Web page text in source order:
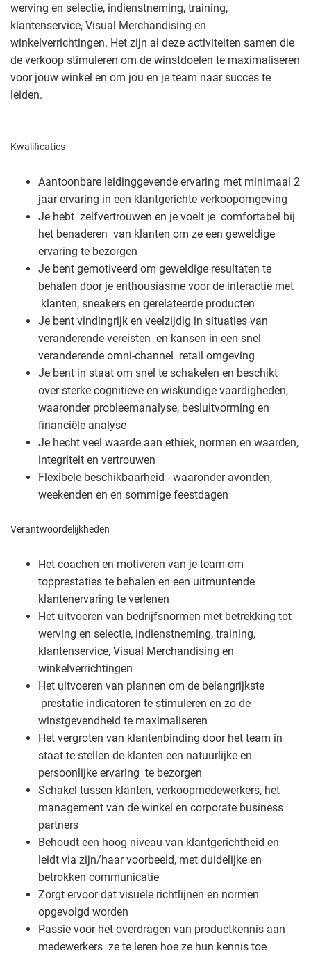
werving en selectie, indienstneming, training,
klantenservice, Visual Merchandising en
winkelverrichtingen. Het zijn al deze activiteiten samen die
de verkoop stimuleren om de winstdoelen te maximaliseren
voor jouw winkel en om jou en je team naar succes te
leiden.
Kwalificaties
Aantoonbare leidinggevende ervaring met minimaal 2
jaar ervaring in een klantgerichte verkoopomgeving
Je hebt zelfvertrouwen en je voelt je comfortabel bij
het benaderen van klanten om ze een geweldige
ervaring te bezorgen
Je bent gemotiveerd om geweldige resultaten te
behalen door je enthousiasme voor de interactie met
klanten, sneakers en gerelateerde producten
Je bent vindingrijk en veelzijdig in situaties van
veranderende vereisten en kansen in een snel
veranderende omni-channel retail omgeving
Je bent in staat om snel te schakelen en beschikt
over sterke cognitieve en wiskundige vaardigheden,
waaronder probleemanalyse, besluitvorming en
financiële analyse
Je hecht veel waarde aan ethiek, normen en waarden,
integriteit en vertrouwen
Flexibele beschikbaarheid - waaronder avonden,
weekenden en en sommige feestdagen
Verantwoordelijkheden
Het coachen en motiveren van je team om
topprestaties te behalen en een uitmuntende
klantenervaring te verlenen
Het uitvoeren van bedrijfsnormen met betrekking tot
werving en selectie, indienstneming, training,
klantenservice, Visual Merchandising en
winkelverrichtingen
Het uitvoeren van plannen om de belangrijkste
prestatie indicatoren te stimuleren en zo de
winstgevendheid te maximaliseren
Het vergroten van klantenbinding door het team in
staat te stellen de klanten een natuurlijke en
persoonlijke ervaring te bezorgen
Schakel tussen klanten, verkoopmedewerkers, het
management van de winkel en corporate business
partners
Behoudt een hoog niveau van klantgerichtheid en
leidt via zijn/haar voorbeeld, met duidelijke en
betrokken communicatie
Zorgt ervoor dat visuele richtlijnen en normen
opgevolgd worden
Passie voor het overdragen van productkennis aan
medewerkers ze te leren hoe ze hun kennis toe